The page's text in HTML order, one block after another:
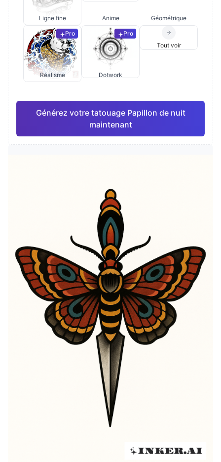
Ligne fine Anime Géométrique
Pro
Réalisme
Pro
Dotwork
Tout voir
Générez votre tatouage Papillon de nuit
maintenant